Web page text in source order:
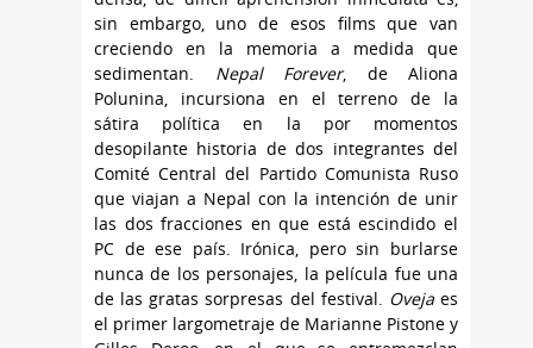
sin embargo, uno de esos films que van
creciendo en la memoria a medida que
sedimentan. Nepal Forever, de Aliona
Polunina, incursiona en el terreno de la
sátira política en la por momentos
desopilante historia de dos integrantes del
Comité Central del Partido Comunista Ruso
que viajan a Nepal con la intención de unir
las dos fracciones en que está escindido el
PC de ese país. Irónica, pero sin burlarse
nunca de los personajes, la película fue una
de las gratas sorpresas del festival. Ovejaes
el primer largometraje de Marianne Pistone y